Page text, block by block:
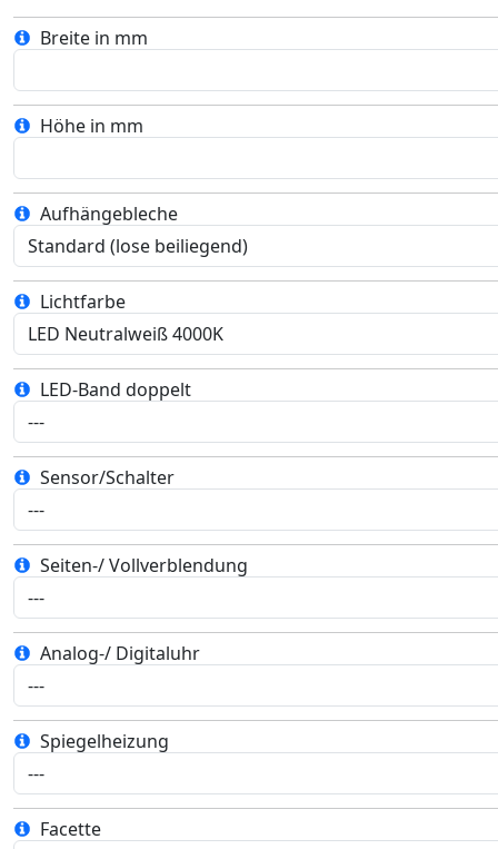
Breite in mm
Höhe in mm
Aufhängebleche
Lichtfarbe
LED-Band doppelt
Sensor/Schalter
Seiten-/ Vollverblendung
Analog-/ Digitaluhr
Spiegelheizung
Facette